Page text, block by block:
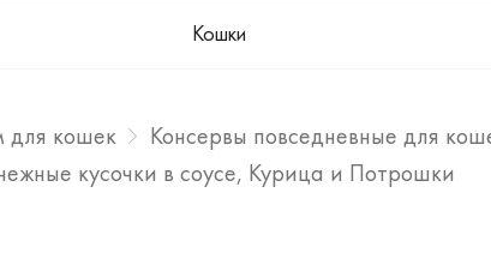
Кошки
для кошек Консервы повседневные для
кусочки в соусе, Курица и Потрошки